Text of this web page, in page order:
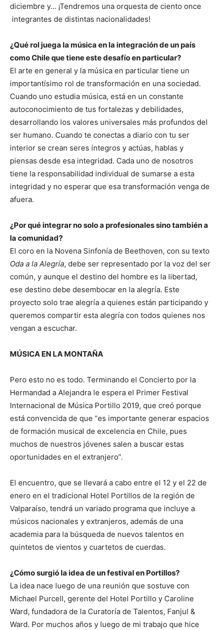
diciembre y… ¡Tendremos una orquesta de ciento once
integrantes de distintas nacionalidades!
¿Qué rol juega la música en la integración de un país
como Chile que tiene este desafío en particular?
El arte en general y la música en particular tiene un
importantísimo rol de transformación en una sociedad.
Cuando uno estudia música, está en un constante
autoconocimiento de tus fortalezas y debilidades,
desarrollando los valores universales más profundos del
ser humano. Cuando te conectas a diario con tu ser
interior se crean seres íntegros y actúas, hablas y
piensas desde esa integridad. Cada uno de nosotros
tiene la responsabilidad individual de sumarse a esta
integridad y no esperar que esa transformación venga de
afuera.
¿Por qué integrar no solo a profesionales sino también a
la comunidad?
El coro en la Novena Sinfonía de Beethoven, con su texto
Oda a la Alegría, debe ser representado por la voz del ser
común, y aunque el destino del hombre es la libertad,
ese destino debe desembocar en la alegría. Este
proyecto solo trae alegría a quienes están participando y
queremos compartir esta alegría con todos quienes nos
vengan a escuchar.
MÚSICA EN LA MONTAÑA
Pero esto no es todo. Terminando el Concierto por la
Hermandad a Alejandra le espera el Primer Festival
Internacional de Música Portillo 2019, que creó porque
está convencida de que “es importante generar espacios
de formación musical de excelencia en Chile, pues
muchos de nuestros jóvenes salen a buscar estas
oportunidades en el extranjero”.
El encuentro, que se llevará a cabo entre el 12 y el 22 de
enero en el tradicional Hotel Portillos de la región de
Valparaíso, tendrá un variado programa que incluye a
músicos nacionales y extranjeros, además de una
academia para la búsqueda de nuevos talentos en
quintetos de vientos y cuartetos de cuerdas.
¿Cómo surgió la idea de un festival en Portillos?
La idea nace luego de una reunión que sostuve con
Michael Purcell, gerente del Hotel Portillo y Caroline
Ward, fundadora de la Curatoría de Talentos, Fanjul &
Ward. Por muchos años y luego de mi trabajo que hice